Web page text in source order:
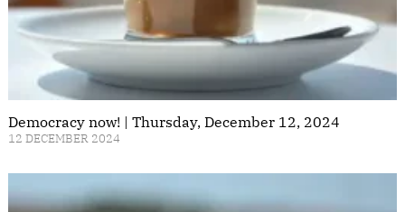
Democracy now! | Thursday, December 12, 2024
12 DECEMBER 2024